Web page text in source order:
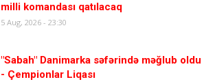
milli komandası qatılacaq
5 Aug, 2026 - 23:30
"Sabah" Danimarka səfərində məğlub oldu
- Çempionlar Liqası